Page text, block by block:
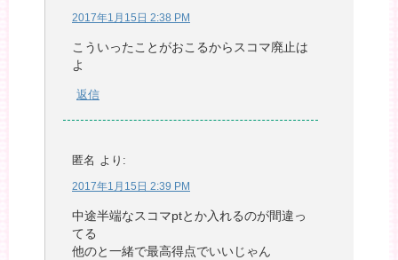
2017年1月15日 2:38 PM
こういったことがおこるからスコマ廃止は
よ
返信
匿名 より:
2017年1月15日 2:39 PM
中途半端なスコマptとか入れるのが間違っ
てる
他のと一緒で最高得点でいいじゃん